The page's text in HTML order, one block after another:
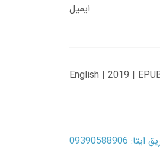
ایمیل
English | 2019 |